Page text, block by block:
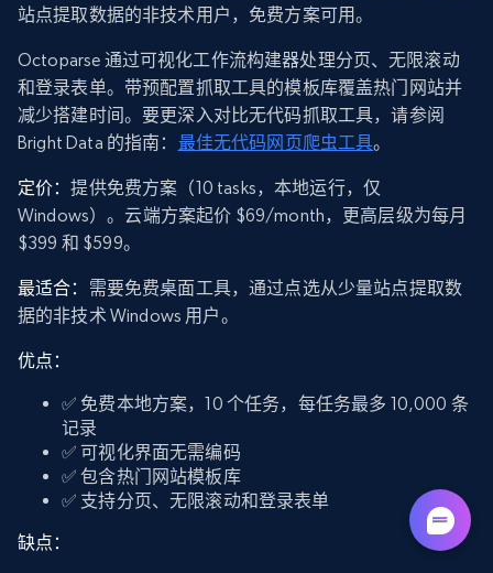
站点提取数据的非技术用户，免费方案可用。
Octoparse 通过可视化工作流构建器处理分页、无限滚动
和登录表单。带预配置抓取工具的模板库覆盖热门网站并
减少搭建时间。要更深入对比无代码抓取工具，请参阅
Bright Data 的指南： 最佳无代码网页爬虫工具。
定价：提供免费方案（10 tasks，本地运行，仅
Windows）。云端方案起价 $69/month，更高层级为每月
$399 和 $599。
最适合： 需要免费桌面工具，通过点选从少量站点提取数
据的非技术 Windows 用户。
优点：
✅ 免费本地方案，10 个任务，每任务最多 10,000 条
记录
✅ 可视化界面无需编码
✅ 包含热门网站模板库
✅ 支持分页、无限滚动和登录表单
缺点：